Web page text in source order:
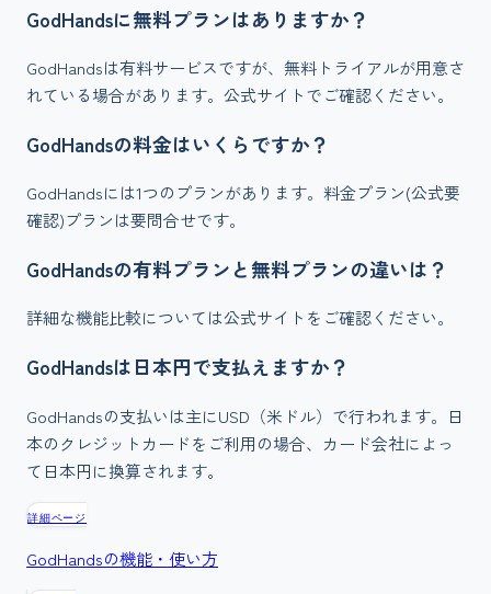
GodHandsに無料プランはありますか？
GodHandsは有料サービスですが、無料トライアルが用意さ
れている場合があります。公式サイトでご確認ください。
GodHandsの料金はいくらですか？
GodHandsには1つのプランがあります。料金プラン(公式要
確認)プランは要問合せです。
GodHandsの有料プランと無料プランの違いは？
詳細な機能比較については公式サイトをご確認ください。
GodHandsは日本円で支払えますか？
GodHandsの支払いは主にUSD（米ドル）で行われます。日
本のクレジットカードをご利用の場合、カード会社によっ
て日本円に換算されます。
詳細ページ
GodHandsの機能・使い方